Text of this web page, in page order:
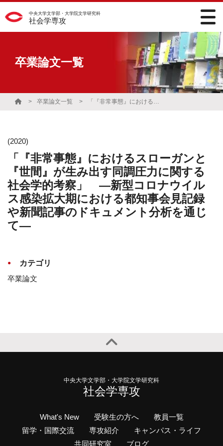
中央大学文学部・大学院文学研究科
社会学専攻
卒業論文一覧
卒業論文一覧 「『非常事態』におけるスローガンと『世間』が生み出す同調圧力に関する社会学的考察」 ―新型コロナウイルス感染拡大期における都知事会見記録や新聞記事のドキュメント分析を通じて―
(2020)
「『非常事態』におけるスローガンと
『世間』が生み出す同調圧力に関する
社会学的考察」 ―新型コロナウイル
ス感染拡大期における都知事会見記録
や新聞記事のドキュメント分析を通じ
て―
カテゴリ
卒業論文
中央大学文学部・大学院文学研究科
社会学専攻
What's New 受験生の方へ
教員一覧
留学・国際交流
専攻紹介
キャンパス・ライフ
共同研究室
ブログ